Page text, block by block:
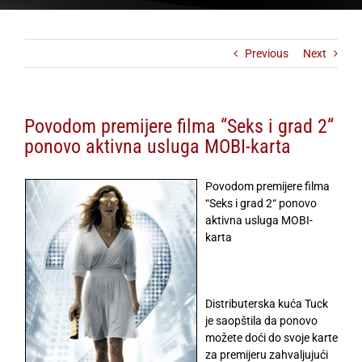
Previous Next
Povodom premijere filma “Seks i grad 2“
ponovo aktivna usluga MOBI-karta
Povodom premijere filma
“Seks i grad 2“ ponovo
aktivna usluga MOBI-
karta
Distributerska kuća Tuck
je saopštila da ponovo
možete doći do svoje karte
za premijeru zahvaljujući